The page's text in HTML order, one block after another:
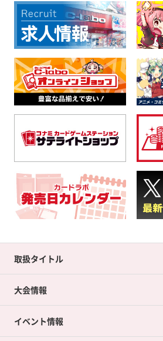
取扱タイトル
大会情報
イベント情報